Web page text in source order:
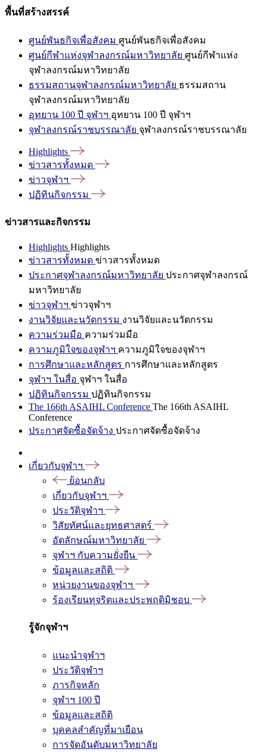
พื้นที่สร้างสรรค์
ศูนย์พันธกิจเพื่อสังคม ศูนย์พันธกิจเพื่อสังคม
ศูนย์กีฬาแห่งจุฬาลงกรณ์มหาวิทยาลัย ศูนย์กีฬาแห่ง
จุฬาลงกรณ์มหาวิทยาลัย
ธรรมสถานจุฬาลงกรณ์มหาวิทยาลัย ธรรมสถาน
จุฬาลงกรณ์มหาวิทยาลัย
อุทยาน 100 ปี จุฬาฯ อุทยาน 100 ปี จุฬาฯ
จุฬาลงกรณ์ราชบรรณาลัย จุฬาลงกรณ์ราชบรรณาลัย
Highlights
ข่าวสารทั้งหมด
ข่าวจุฬาฯ
ปฏิทินกิจกรรม
ข่าวสารและกิจกรรม
Highlights Highlights
ข่าวสารทั้งหมด ข่าวสารทั้งหมด
ประกาศจุฬาลงกรณ์มหาวิทยาลัย ประกาศจุฬาลงกรณ์
มหาวิทยาลัย
ข่าวจุฬาฯ ข่าวจุฬาฯ
งานวิจัยและนวัตกรรม งานวิจัยและนวัตกรรม
ความร่วมมือ ความร่วมมือ
ความภูมิใจของจุฬาฯ ความภูมิใจของจุฬาฯ
การศึกษาและหลักสูตร การศึกษาและหลักสูตร
จุฬาฯ ในสื่อ จุฬาฯ ในสื่อ
ปฏิทินกิจกรรม ปฏิทินกิจกรรม
The 166th ASAIHL Conference The 166th ASAIHL
Conference
ประกาศจัดซื้อจัดจ้าง ประกาศจัดซื้อจัดจ้าง
เกี่ยวกับจุฬาฯ
ย้อนกลับ
เกี่ยวกับจุฬาฯ
ประวัติจุฬาฯ
วิสัยทัศน์และยุทธศาสตร์
อัตลักษณ์มหาวิทยาลัย
จุฬาฯ กับความยั่งยืน
ข้อมูลและสถิติ
หน่วยงานของจุฬาฯ
ร้องเรียนทุจริตและประพฤติมิชอบ
รู้จักจุฬาฯ
แนะนำจุฬาฯ
ประวัติจุฬาฯ
ภารกิจหลัก
จุฬาฯ 100 ปี
ข้อมูลและสถิติ
บุคคลสำคัญที่มาเยือน
การจัดอันดับมหาวิทยาลัย